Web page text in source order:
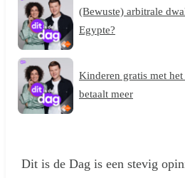
(Bewuste) arbitrale
Egypte?
Kinderen gratis met
betaalt meer
Dit is de Dag is een stevig